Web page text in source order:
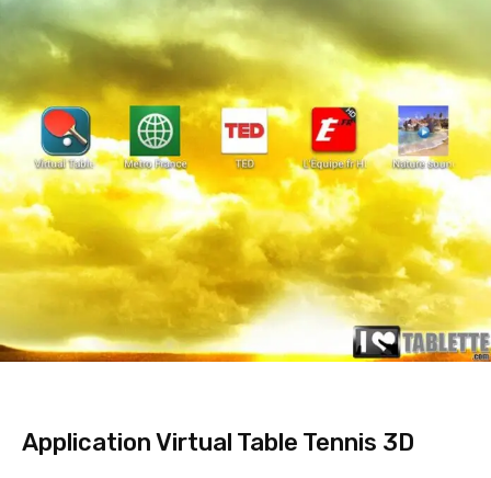
Application Virtual Table Tennis 3D